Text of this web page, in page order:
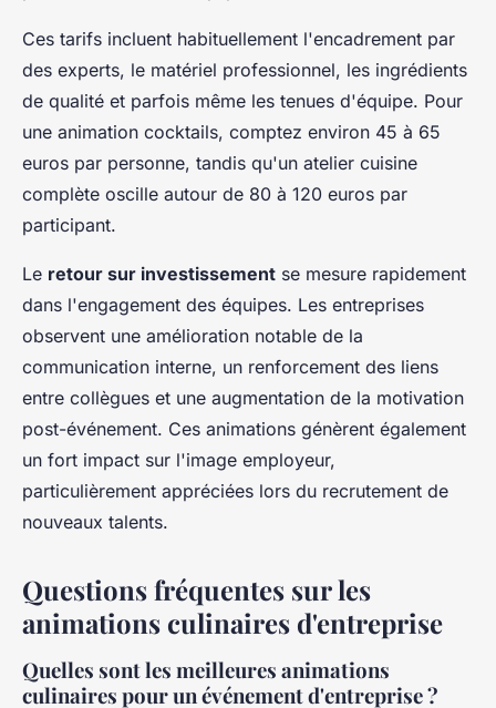
Ces tarifs incluent habituellement l'encadrement par
des experts, le matériel professionnel, les ingrédients
de qualité et parfois même les tenues d'équipe. Pour
une animation cocktails, comptez environ 45 à 65
euros par personne, tandis qu'un atelier cuisine
complète oscille autour de 80 à 120 euros par
participant.
Le retour sur investissement se mesure rapidement
dans l'engagement des équipes. Les entreprises
observent une amélioration notable de la
communication interne, un renforcement des liens
entre collègues et une augmentation de la motivation
post-événement. Ces animations génèrent également
un fort impact sur l'image employeur,
particulièrement appréciées lors du recrutement de
nouveaux talents.
Questions fréquentes sur les
animations culinaires d'entreprise
Quelles sont les meilleures animations
culinaires pour un événement d'entreprise ?